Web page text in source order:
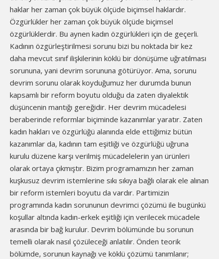
haklar her zaman çok büyük ölçüde biçimsel haklardır.
Özgürlükler her zaman çok büyük ölçüde biçimsel
özgürlüklerdir. Bu aynen kadın özgürlükleri için de geçerli.
Kadının özgürleştirilmesi sorunu bizi bu noktada bir kez
daha mevcut sınıf ilişkilerinin köklü bir dönüşüme uğratılması
sorununa, yani devrim sorununa götürüyor. Ama, sorunu
devrim sorunu olarak koyduğumuz her durumda bunun
kapsamlı bir reform boyutu olduğu da zaten diyalektik
düşüncenin mantığı gereğidir. Her devrim mücadelesi
beraberinde reformlar biçiminde kazanımlar yaratır. Zaten
kadın hakları ve özgürlüğü alanında elde ettiğimiz bütün
kazanımlar da, kadının tam eşitliği ve özgürlüğü uğruna
kurulu düzene karşı verilmiş mücadelelerin yan ürünleri
olarak ortaya çıkmıştır. Bizim programamızın her zaman
kuşkusuz devrim istemlerine sıkı sıkıya bağlı olarak ele alınan
bir reform istemleri boyutu da vardır. Partimizin
programında kadın sorununun devrimci çözümü ile bugünkü
koşullar altında kadın-erkek eşitliği için verilecek mücadele
arasında bir bağ kurulur. Devrim bölümünde bu sorunun
temelli olarak nasıl çözüleceği anlatılır. Önden teorik
bölümde, sorunun kaynağı ve köklü çözümü tanımlanır;